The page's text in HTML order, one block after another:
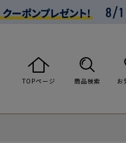
TOPページ 商品検索 お